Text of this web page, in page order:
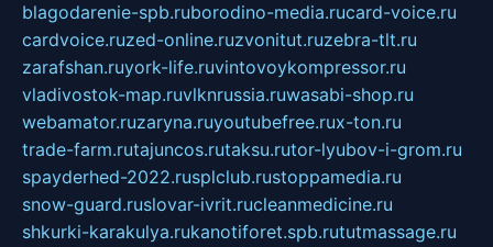
blagodarenie-spb.ruborodino-media.rucard-voice.ru
cardvoice.ruzed-online.ruzvonitut.ruzebra-tlt.ru
zarafshan.ruyork-life.ruvintovoykompressor.ru
vladivostok-map.ruvlknrussia.ruwasabi-shop.ru
webamator.ruzaryna.ruyoutubefree.rux-ton.ru
trade-farm.rutajuncos.rutaksu.rutor-lyubov-i-grom.ru
spayderhed-2022.rusplclub.rustoppamedia.ru
snow-guard.ruslovar-ivrit.rucleanmedicine.ru
shkurki-karakulya.rukanotiforet.spb.rututmassage.ru